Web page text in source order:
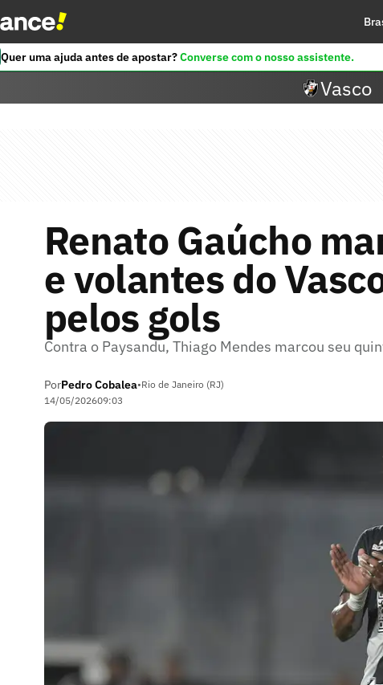
Quer uma ajuda antes de apostar?Converse com o nosso assistente.
Vasco
Renato Gaúcho
e volantes do
pelos gols
Contra o Paysandu, Thiago Mendes marcou seu
PorPedro Cobalea•Rio de Janeiro (RJ)
14/05/202609:03